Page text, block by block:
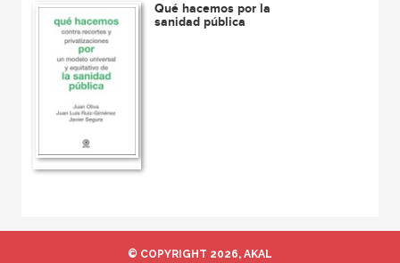
Qué hacemos por la
sanidad pública
© COPYRIGHT 2026, AKAL